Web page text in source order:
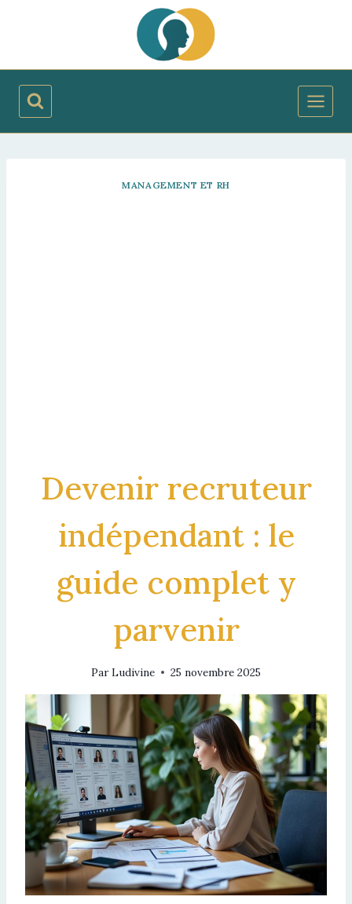
MANAGEMENT ET RH
Devenir recruteur
indépendant : le
guide complet y
parvenir
ParLudivine 25 novembre 2025